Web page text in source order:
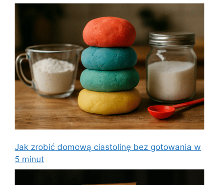
Jak zrobić domową ciastolinę bez gotowania w
5 minut